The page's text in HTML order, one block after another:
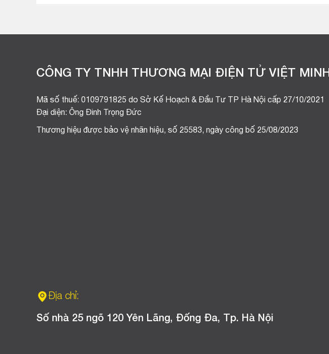
CÔNG TY TNHH THƯƠNG MẠI ĐIỆN TỬ VIỆT MINH
Mã số thuế: 0109791825 do Sở Kế Hoạch & Đầu Tư TP Hà Nội cấp 27/10/2021
Đại diện: Ông Đinh Trọng Đức
Thương hiệu được bảo vệ nhãn hiệu, số 25583, ngày công bố 25/08/2023
Địa chỉ:
Số nhà 25 ngõ 120 Yên Lãng, Đống Đa, Tp. Hà Nội